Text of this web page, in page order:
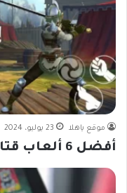
موقع ياهلا 23 يوليو، 2024
أفضل 6 ألعاب قتالية للأندرويد